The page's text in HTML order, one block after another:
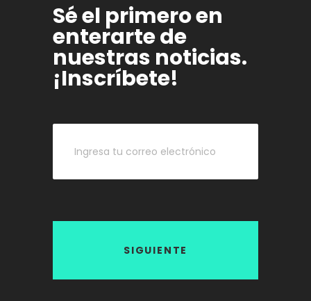
Sé el primero en
enterarte de
nuestras noticias.
¡Inscríbete!
SIGUIENTE